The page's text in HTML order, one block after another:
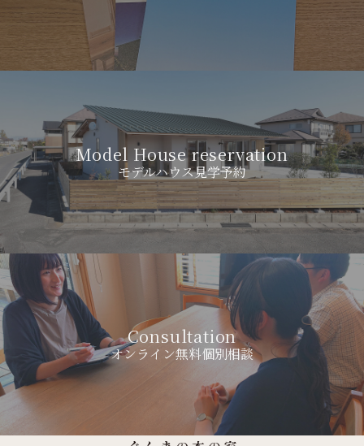
Model House reservation
モデルハウス見学予約
Consultation
オンライン無料個別相談